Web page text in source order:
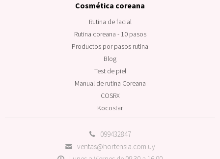
099432847
ventas@hortensia.com.uy
Cosmética coreana
Rutina de facial
Rutina coreana - 10 pasos
Productos por pasos rutina
Blog
Test de piel
Manual de rutina Coreana
COSRX
Kocostar